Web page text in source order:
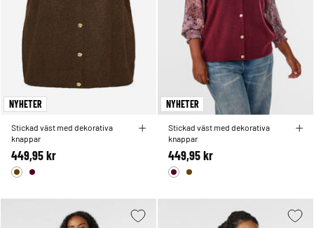
NYHETER
Stickad väst med dekorativa
knappar
449,95 kr
NYHETER
Stickad väst med dekorativa
knappar
449,95 kr